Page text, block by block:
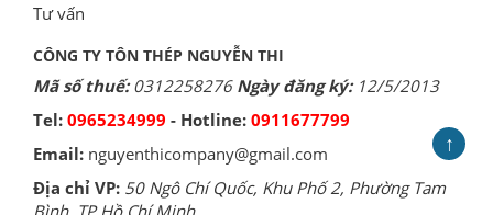
Tư vấn
CÔNG TY TÔN THÉP NGUYỄN THI
Mã số thuế:0312258276Ngày đăng ký: 12/5/2013
Tel: 0965234999 - Hotline: 0911677799
Email: nguyenthicompany@gmail.com
Địa chỉ VP: 50 Ngô Chí Quốc, Khu Phố 2, Phường Tam
Bình, TP Hồ Chí Minh
↑